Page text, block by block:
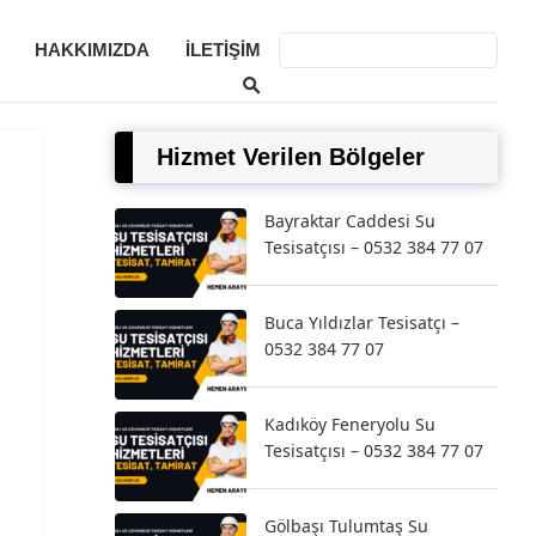
HAKKIMIZDA İLETIŞIM
Hizmet Verilen Bölgeler
Bayraktar Caddesi Su
Tesisatçısı – 0532 384 77 07
Buca Yıldızlar Tesisatçı –
0532 384 77 07
Kadıköy Feneryolu Su
Tesisatçısı – 0532 384 77 07
Gölbaşı Tulumtaş Su